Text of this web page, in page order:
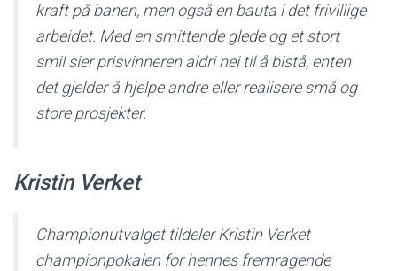
kraft på banen, men også en bauta i det frivillige
arbeidet. Med en smittende glede og et stort
smil sier prisvinneren aldri nei til å bistå, enten
det gjelder å hjelpe andre eller realisere små og
store prosjekter.
Kristin Verket
Championutvalget tildeler Kristin Verket
championpokalen for hennes fremragende